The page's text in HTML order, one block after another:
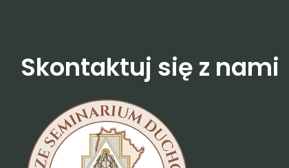
Skontaktuj się z nami